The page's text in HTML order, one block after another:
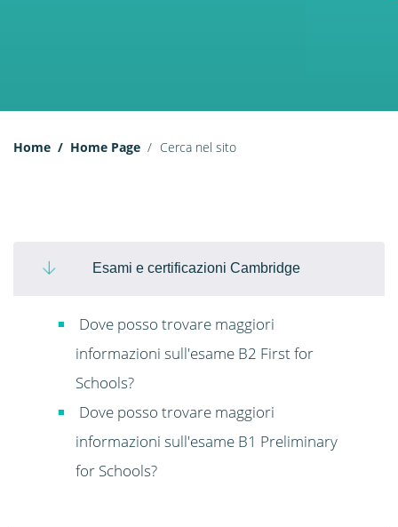
Home Home Page Cerca nel sito
Esami e certificazioni Cambridge
Dove posso trovare maggiori
informazioni sull'esame B2 First for
Schools?
Dove posso trovare maggiori
informazioni sull'esame B1 Preliminary
for Schools?